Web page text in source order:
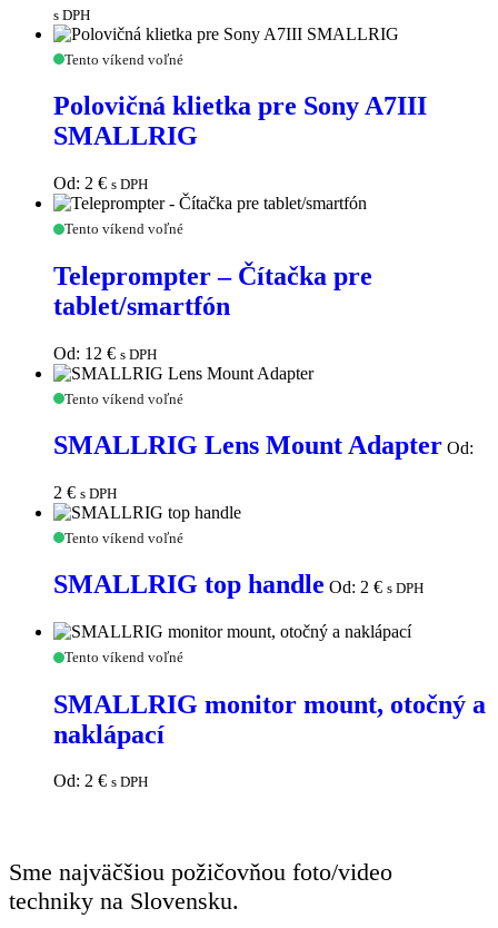
s DPH
Polovičná
pre
Sony
A7III
Tento víkend voľné
Polovičná klietka pre Sony A7III
SMALLRIG
Od: 2 € s DPH
Teleprompter
Čítačka
pre
tablet/smartfón
Tento víkend voľné
Teleprompter – Čítačka pre
tablet/smartfón
Od: 12 € s DPH
SMALLRIG
Mount
Adapter
Tento víkend voľné
SMALLRIG Lens Mount Adapter Od:
2 € s DPH
SMALLRIG
handle
Tento víkend voľné
SMALLRIG top handle Od: 2 € s DPH
SMALLRIG
otočný
a
naklápací
Tento víkend voľné
SMALLRIG monitor mount, otočný a
naklápací
Od: 2 € s DPH
Sme najväčšiou požičovňou foto/video
techniky na Slovensku.